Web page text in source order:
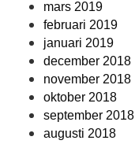
mars 2019
februari 2019
januari 2019
december 2018
november 2018
oktober 2018
september 2018
augusti 2018